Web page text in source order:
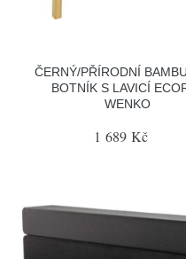
ČERNÝ/PŘÍRODNÍ
BOTNÍK S LAVICÍ
WENKO
1 689 Kč